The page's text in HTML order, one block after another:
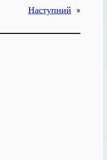
Наступний »